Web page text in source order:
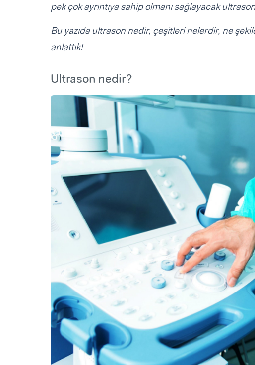
pek çok ayrıntıya sahip olmanı sağlayacak
Bu yazıda ultrason nedir, çeşitleri nelerdir, ne
anlattık!
Ultrason nedir?